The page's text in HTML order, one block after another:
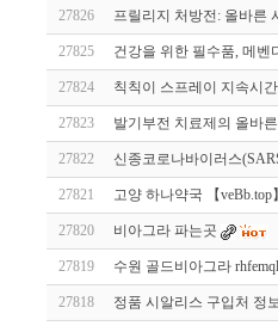
27826 프릴리지 처방전: 올바른
27825 건강을 위한 필수품, 메
27824 칙칙이 스프레이 지속시
27823 발기부전 치료제의 올바
27822 신종코로나바이러스
27821 고양 하나약국 【veBb.top
27820 비아그라 파는곳
27819 수원 골드비아그라
27818 정품 시알리스 구입처 정